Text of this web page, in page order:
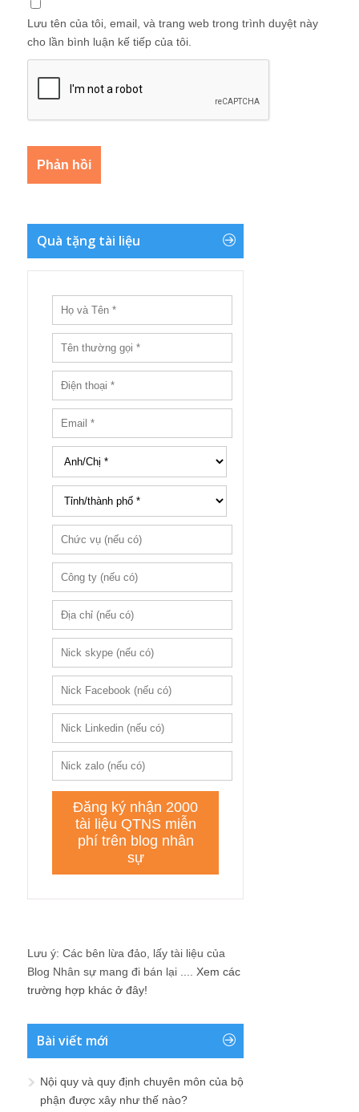
Lưu tên của tôi, email, và trang web trong trình duyệt này
cho lần bình luận kế tiếp của tôi.
Quà tặng tài liệu
Lưu ý: Các bên lừa đảo, lấy tài liệu của
Blog Nhân sự mang đi bán lại .... Xem các
trường hợp khác ở đây!
Bài viết mới
Nội quy và quy định chuyên môn của bộ
phận được xây như thế nào?